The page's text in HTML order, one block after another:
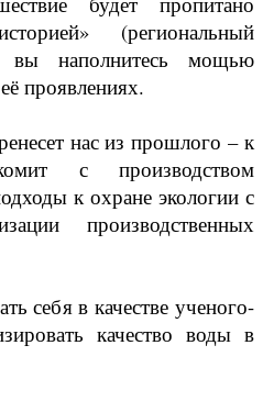
(региональный
вы наполнитесь мощью
проявлениях.
нас из прошлого – к
с производством
к охране экологии с
производственных
себя в качестве ученого-
качество воды в